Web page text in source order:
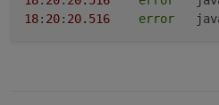
18: 20: 20.516 error